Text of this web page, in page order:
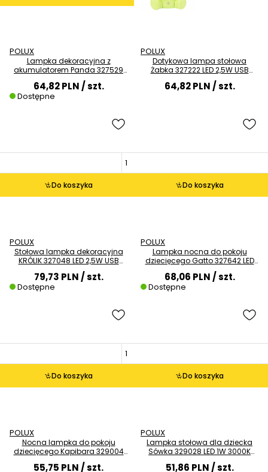
POLUX
Lampka dekoracyjna z
akumulatorem Panda 327529
LED 2W 3000K biała czarna
64,82 PLN/ szt.
Dostępne
POLUX
Dotykowa lampa stołowa
Żabka 327222 LED 2,5W USB
dziecięca zielona
64,82 PLN/ szt.
Do koszyka
POLUX
Stołowa lampka dekoracyjna
KRÓLIK 327048 LED 2,5W USB
dziecięca niebieska
79,73 PLN/ szt.
Dostępne
Do koszyka
POLUX
Lampka nocna do pokoju
dziecięcego Gatto 327642 LED
1W 3000K+RGB kot biała
68,06 PLN/ szt.
Dostępne
Do koszyka
POLUX
Nocna lampka do pokoju
dziecięcego Kapibara 329004
LED 1W 3000K RGB beżowa
55,75 PLN/ szt.
Do koszyka
POLUX
Lampka stołowa dla dziecka
Sówka 329028 LED 1W 3000K
RGB USB różowa
51,86 PLN/ szt.